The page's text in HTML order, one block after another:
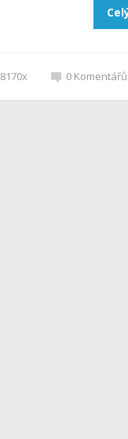
8170x 0 Komentářů